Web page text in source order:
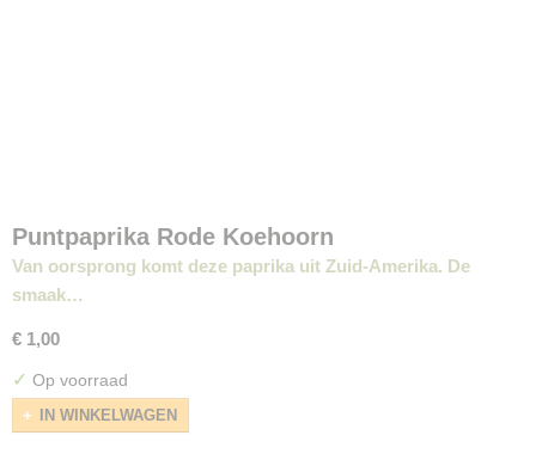
Puntpaprika Rode Koehoorn
Van oorsprong komt deze paprika uit Zuid-Amerika. De
smaak…
€ 1,00
✓ Op voorraad
IN WINKELWAGEN